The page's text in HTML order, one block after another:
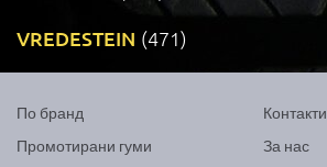
VREDESTEIN (471)
По бранд
Промотирани гуми
Контакти
За нас